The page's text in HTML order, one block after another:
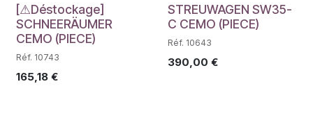
Déstockage
[⚠Déstockage]
SCHNEERÄUMER
CEMO (PIECE)
Réf. 10743
165,18 €
STREUWAGEN SW35-
C CEMO (PIECE)
Réf. 10643
390,00 €